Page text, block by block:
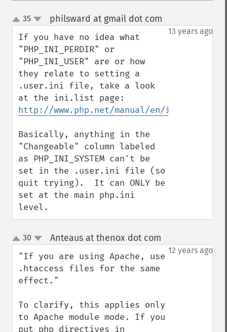
up
down
35 philsward at gmail dot com
13 years ago
If you have no idea what
"PHP_INI_PERDIR" or
"PHP_INI_USER" are or how
they relate to setting a
.user.ini file, take a look
http://www.php.net/manual/en/ini.list.php
Basically, anything in the
"Changeable" column labeled
as PHP_INI_SYSTEM can't be
set in the .user.ini file (so
quit trying).  It can ONLY be
set at the main php.ini
level.
up
down
30 Anteaus at thenox dot com
12 years ago
"If you are using Apache, use
.htaccess files for the same
effect."
To clarify, this applies only
to Apache module mode. If you
put php directives in